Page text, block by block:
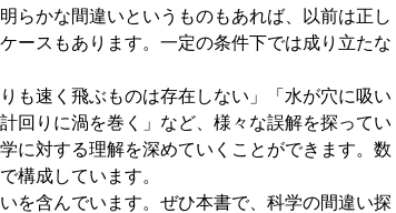
らかな間違いというものもあれば、以前は正し
ースもあります。一定の条件下では成り立たな
も速く飛ぶものは存在しない」「水が穴に吸い
回りに渦を巻く」など、様々な誤解を探ってい
に対する理解を深めていくことができます。数
構成しています。
を含んでいます。ぜひ本書で、科学の間違い探